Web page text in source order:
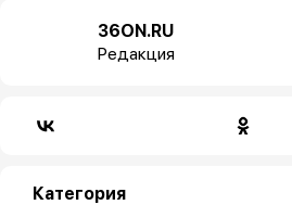
36ON.RU
Редакция
Категория